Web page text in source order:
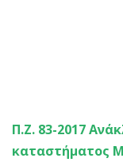
Π.Ζ. 83-2017
καταστήματος